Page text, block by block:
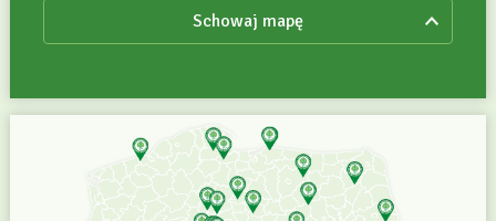
Schowaj mapę